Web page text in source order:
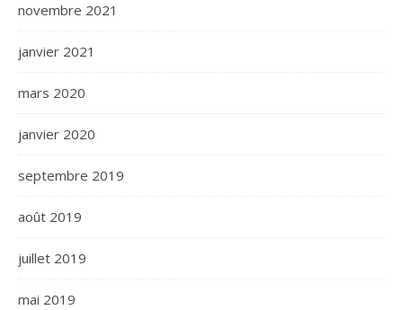
novembre 2021
janvier 2021
mars 2020
janvier 2020
septembre 2019
août 2019
juillet 2019
mai 2019